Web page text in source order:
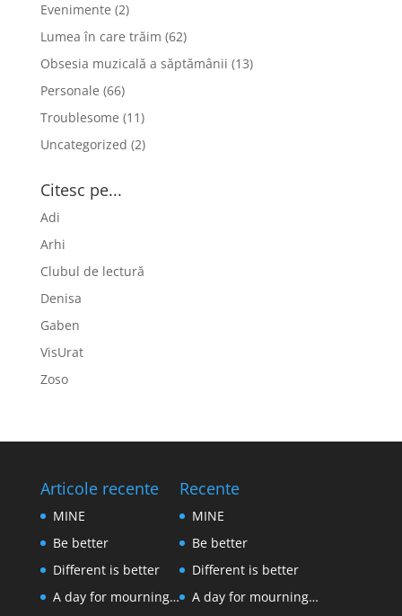
Evenimente (2)
Lumea în care trăim (62)
Obsesia muzicală a săptămânii (13)
Personale (66)
Troublesome (11)
Uncategorized (2)
Citesc pe...
Adi
Arhi
Clubul de lectură
Denisa
Gaben
VisUrat
Zoso
Articole recente
MINE
Be better
Different is better
A day for mourning…
Recente
MINE
Be better
Different is better
A day for mourning…